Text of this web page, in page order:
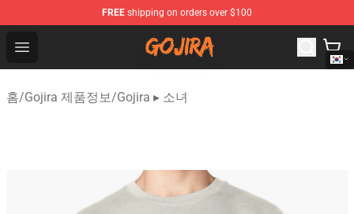
FREE shipping on orders over $100
Open menu
Gojira Shop - Official Gojira Merchandise Store
홈/Gojira 제품정보/Gojira ▸ 소녀